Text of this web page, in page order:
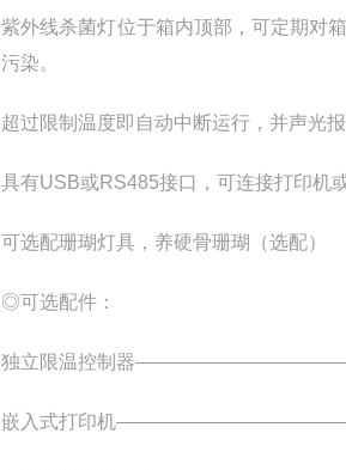
紫外线杀菌灯位于箱内顶部，可定期对
污染。
超过限制温度即自动中断运行，并声光
具有USB或RS485接口，可连接打印机
可选配珊瑚灯具，养硬骨珊瑚（选配）
◎可选配件：
独立限温控制器
嵌入式打印机